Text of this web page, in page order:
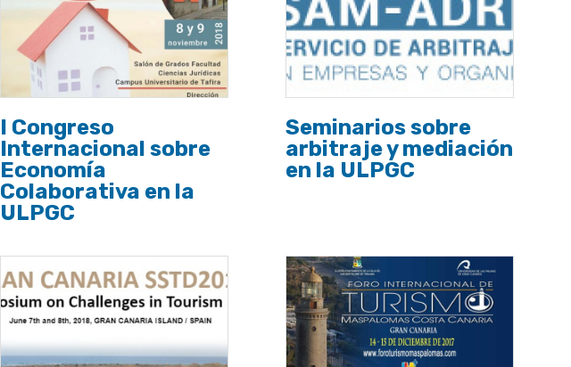
I Congreso
Internacional sobre
Economía
Colaborativa en la
ULPGC
Seminarios sobre
arbitraje y mediación
en la ULPGC